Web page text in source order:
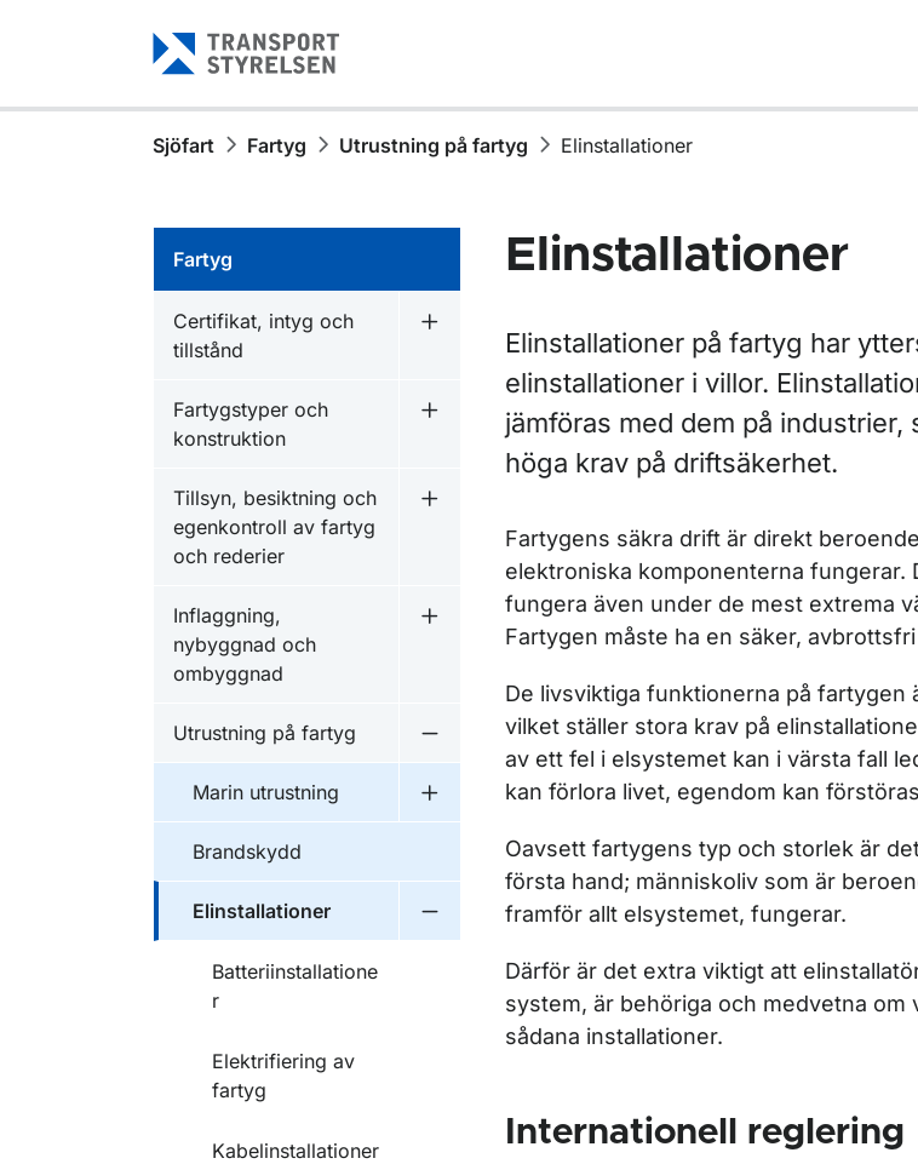
Gå till sidans innehåll
Sjöfart Fartyg Utrustning på fartyg Elinstallationer
Fartyg
Certifikat, intyg och
tillstånd
Undermeny för Certifikat, intyg och tillstånd
Fartygstyper och
konstruktion
Undermeny för Fartygstyper och konstruktion
Tillsyn, besiktning och
egenkontroll av fartyg
och rederier
Undermeny för Tillsyn, besiktning och egenkontroll
Inflaggning,
nybyggnad och
ombyggnad
Undermeny för Inflaggning, nybyggnad och
Utrustning på fartyg
Undermeny för Utrustning på fartyg
Marin utrustning
Undermeny för Marin utrustning
Brandskydd
Elinstallationer
Undermeny för Elinstallationer
Batteriinstallatione
r
Elektrifiering av
fartyg
Kabelinstallationer
Elinstallationer
Elinstallationer på fartyg har
elinstallationer i villor.
jämföras med dem på
höga krav på driftsäkerhet.
Fartygens säkra drift är direkt
elektroniska komponenterna fungerar.
fungera även under de mest extrema
Fartygen måste ha en säker,
De livsviktiga funktionerna på fartygen
vilket ställer stora krav på
av ett fel i elsystemet kan i värsta fall
kan förlora livet, egendom kan
Oavsett fartygens typ och storlek är
första hand; människoliv som är
framför allt elsystemet, fungerar.
Därför är det extra viktigt att
system, är behöriga och medvetna om
sådana installationer.
Internationell reglering